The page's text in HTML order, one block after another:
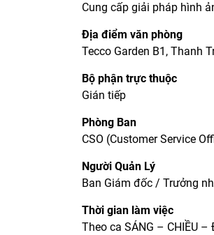
Cung cấp giải pháp hình
Địa điểm văn phòng
Tecco Garden B1, Thanh
Bộ phận trực thuộc
Gián tiếp
Phòng Ban
CSO (Customer Service
Người Quản Lý
Ban Giám đốc / Trưởng
Thời gian làm việc
Theo ca SÁNG – CHIỀU